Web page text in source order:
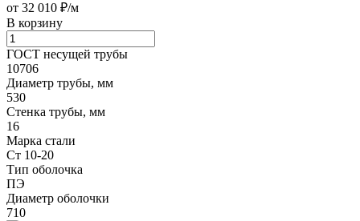
от 32 010 ₽/м
В корзину
ГОСТ несущей трубы
10706
Диаметр трубы, мм
530
Стенка трубы, мм
16
Марка стали
Ст 10-20
Тип оболочка
ПЭ
Диаметр оболочки
710